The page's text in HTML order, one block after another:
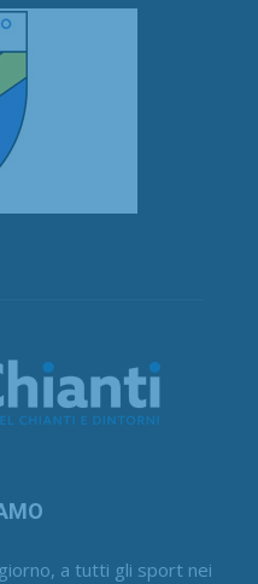
a tutti gli sport nei